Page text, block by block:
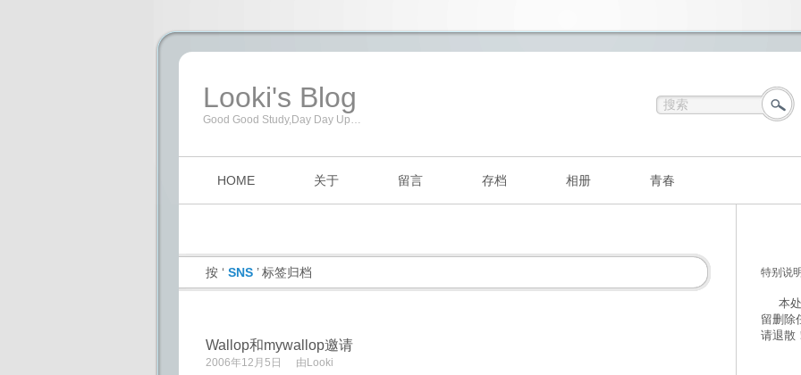
Looki's Blog
Good Good Study,Day Day Up…
HOME 关于 留言 存档 相册 青春
按 ‘ SNS ’ 标签归档
Wallop和mywallop邀请
2006年12月5日 由 Looki
特别说
本处
留删除
请退散